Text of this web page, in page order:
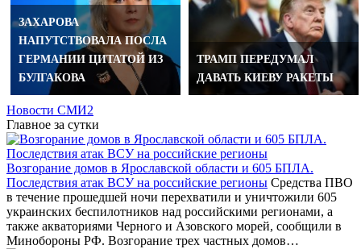
ЗАХАРОВА
НАПУТСТВОВАЛА ПОСЛА
ГЕРМАНИИ ЦИТАТОЙ ИЗ
БУЛГАКОВА
ТРАМП ПЕРЕДУМАЛ
ДАВАТЬ КИЕВУ РАКЕТЫ
Новости СМИ2
Главное за сутки
Возгорание домов в Ярославской области и 605 БПЛА.
Последствия атак ВСУ на российские регионы Средства ПВО
в течение прошедшей ночи перехватили и уничтожили 605
украинских беспилотников над российскими регионами, а
также акваториями Черного и Азовского морей, сообщили в
Минобороны РФ. Возгорание трех частных домов…